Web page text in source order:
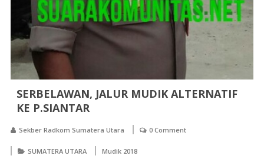
SERBELAWAN, JALUR MUDIK ALTERNATIF
KE P.SIANTAR
Sekber Radkom Sumatera Utara 0 Comment
SUMATERA UTARA Mudik 2018